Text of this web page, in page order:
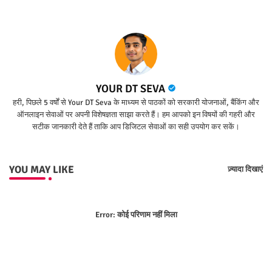
YOUR DT SEVA
हरी, पिछले 5 वर्षों से Your DT Seva के माध्यम से पाठकों को सरकारी योजनाओं, बैंकिंग और
ऑनलाइन सेवाओं पर अपनी विशेषज्ञता साझा करते हैं। हम आपको इन विषयों की गहरी और
सटीक जानकारी देते हैं ताकि आप डिजिटल सेवाओं का सही उपयोग कर सकें।
YOU MAY LIKE ज़्यादा दिखाएं
Error:कोई परिणाम नहीं मिला